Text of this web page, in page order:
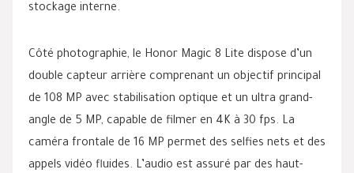
stockage interne.
Côté photographie, le Honor Magic 8 Lite dispose d’un
double capteur arrière comprenant un objectif principal
de 108 MP avec stabilisation optique et un ultra grand-
angle de 5 MP, capable de filmer en 4K à 30 fps. La
caméra frontale de 16 MP permet des selfies nets et des
appels vidéo fluides. L’audio est assuré par des haut-